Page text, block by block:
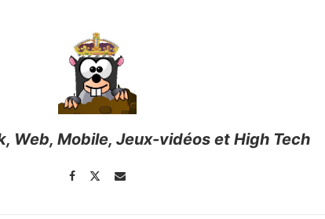
Web, Mobile, Jeux-vidéos et High Tech